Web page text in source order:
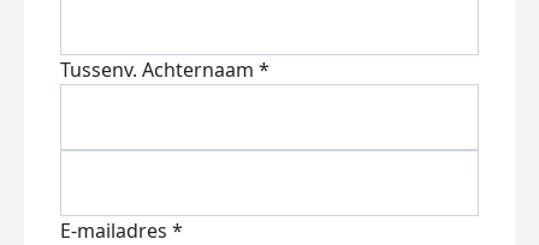
Tussenv. Achternaam *
E-mailadres *